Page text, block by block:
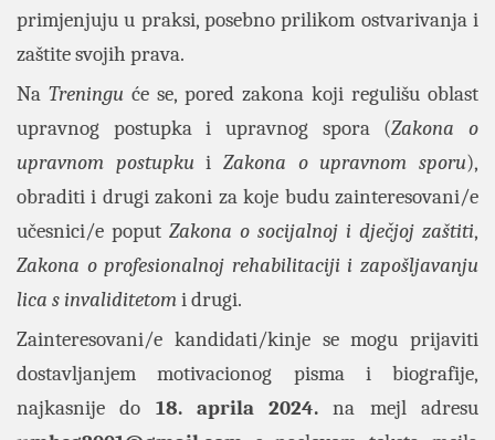
primjenjuju u praksi, posebno prilikom ostvarivanja i
zaštite svojih prava.
Na Treningu će se, pored zakona koji regulišu oblast
upravnog postupka i upravnog spora (Zakona o
upravnom postupkuiZakona o upravnom sporu),
obraditi i drugi zakoni za koje budu zainteresovani/e
učesnici/e poput Zakona o socijalnoj i dječjoj zaštiti,
Zakona o profesionalnoj rehabilitaciji i zapošljavanju
lica s invaliditetomi drugi.
Zainteresovani/e kandidati/kinje se mogu prijaviti
dostavljanjem motivacionog pisma i biografije,
najkasnije do 18. aprila2024. na mejl adresu